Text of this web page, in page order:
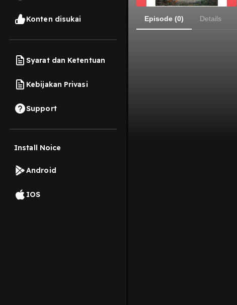
Konten disukai
Syarat dan Ketentuan
Kebijakan Privasi
Support
Install Noice
Android
IOS
Episode (0) Details